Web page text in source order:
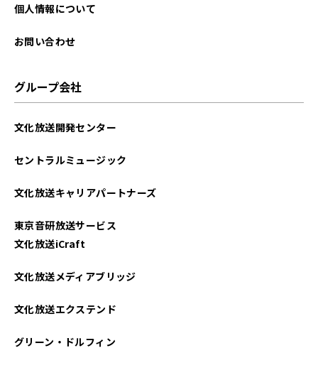
2025年08月
2025年05月
2024年12月
2024年11月
2024年10月
個人情報について
お問い合わせ
グループ会社
文化放送開発センター
セントラルミュージック
文化放送キャリアパートナーズ
東京音研放送サービス
文化放送iCraft
文化放送メディアブリッジ
文化放送エクステンド
グリーン・ドルフィン